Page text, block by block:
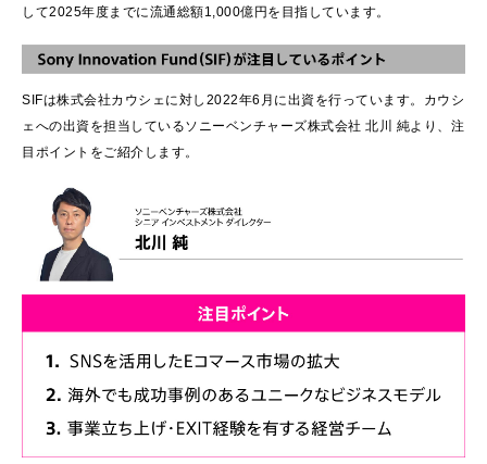
して2025年度までに流通総額1,000億円を目指しています。
SIFは株式会社カウシェに対し2022年6月に出資を行っています。カウシ
ェへの出資を担当しているソニーベンチャーズ株式会社 北川 純より、注
目ポイントをご紹介します。